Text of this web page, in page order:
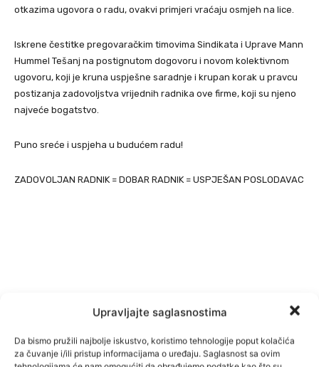
Upravljajte saglasnostima
Da bismo pružili najbolje iskustvo, koristimo tehnologije poput kolačića
za čuvanje i/ili pristup informacijama o uređaju. Saglasnost sa ovim
otkazima ugovora o radu, ovakvi primjeri vraćaju osmjeh na lice.
Iskrene čestitke pregovaračkim timovima Sindikata i Uprave Mann
Hummel Tešanj na postignutom dogovoru i novom kolektivnom
ugovoru, koji je kruna uspješne saradnje i krupan korak u pravcu
postizanja zadovoljstva vrijednih radnika ove firme, koji su njeno
najveće bogatstvo.
Puno sreće i uspjeha u budućem radu!
ZADOVOLJAN RADNIK = DOBAR RADNIK = USPJEŠAN POSLODAVAC